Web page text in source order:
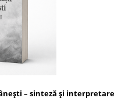
– sinteză și interpretare